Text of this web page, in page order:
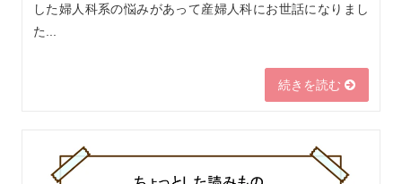
した婦人科系の悩みがあって産婦人科にお世話になりまし
た...
続きを読む